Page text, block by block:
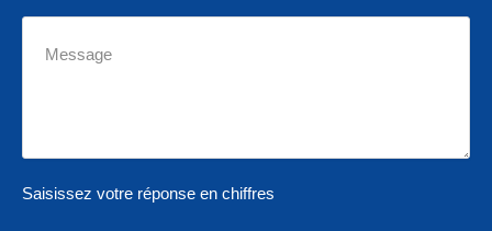
Saisissez votre réponse en chiffres